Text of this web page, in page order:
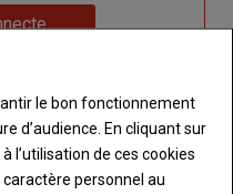
abonné(e)
le bon fonctionnement
d’audience. En cliquant sur
l’utilisation de ces cookies
personnel au